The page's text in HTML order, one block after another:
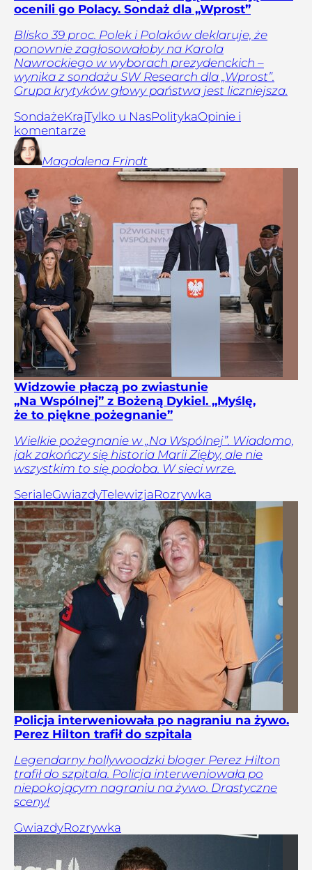
ocenili go Polacy. Sondaż dla „Wprost”
Blisko 39 proc. Polek i Polaków deklaruje, że
ponownie zagłosowałoby na Karola
Nawrockiego w wyborach prezydenckich –
wynika z sondażu SW Research dla „Wprost”.
Grupa krytyków głowy państwa jest liczniejsza.
SondażeKrajTylko u NasPolitykaOpinie i
komentarze
Magdalena Frindt
Widzowie płaczą po zwiastunie
„Na Wspólnej” z Bożeną Dykiel. „Myślę,
że to piękne pożegnanie”
Wielkie pożegnanie w „Na Wspólnej”. Wiadomo,
jak zakończy się historia Marii Zięby, ale nie
wszystkim to się podoba. W sieci wrze.
SerialeGwiazdyTelewizjaRozrywka
Policja interweniowała po nagraniu na żywo.
Perez Hilton trafił do szpitala
Legendarny hollywoodzki bloger Perez Hilton
trafił do szpitala. Policja interweniowała po
niepokojącym nagraniu na żywo. Drastyczne
sceny!
GwiazdyRozrywka